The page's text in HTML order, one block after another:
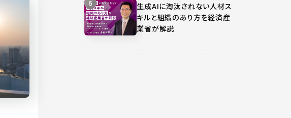
生成AIに淘汰されない人材ス
キルと組織のあり方を経済産
業省が解説